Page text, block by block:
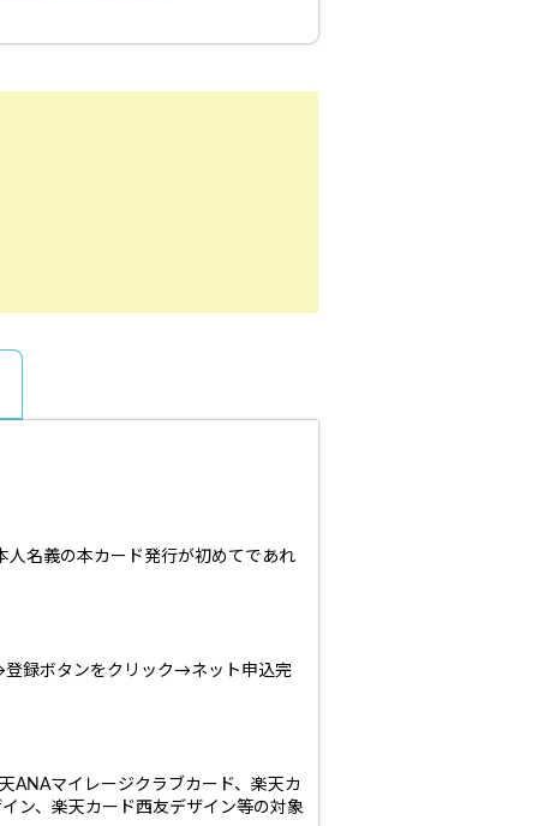
名義の本カード発行が初めてであれ
録ボタンをクリック→ネット申込完
ANAマイレージクラブカード、楽天カ
ン、楽天カード西友デザイン等の対象